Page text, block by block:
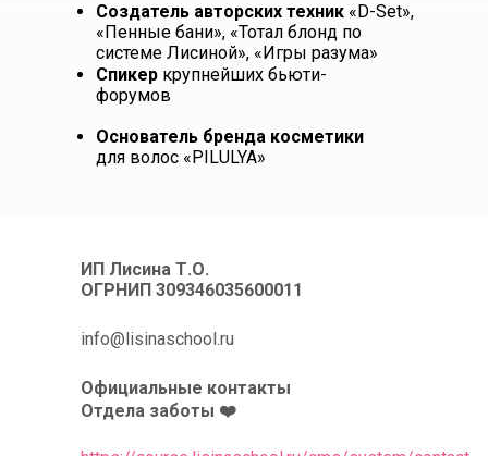
Создатель авторских техник «D-Set»,
«Пенные бани», «Тотал блонд по
системе Лисиной», «Игры разума»
Спикер крупнейших бьюти-
форумов
Основатель бренда косметики
для волос «PILULYA»
ИП Лисина Т.О.
ОГРНИП 309346035600011
info@lisinaschool.ru
Официальные контакты
Отдела заботы ❤️